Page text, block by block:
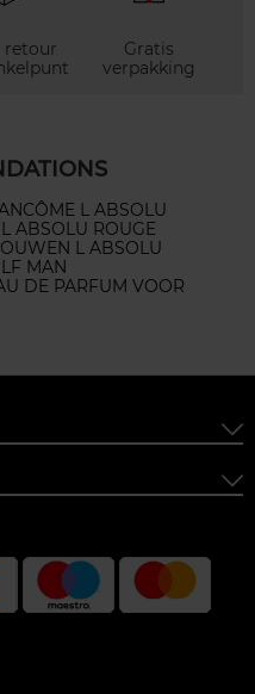
retour
Gratis
verpakking
L ABSOLU
ABSOLU ROUGE
L ABSOLU
MAN
DE PARFUM VOOR